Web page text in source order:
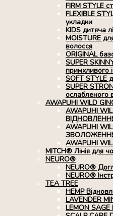
FIRM STYLE
FLEXIBLE
укладки
KIDS дитяча
MOISTURE
волосся
ORIGINAL
SUPER
примхливого
SOFT STYLE
SUPER
ослабленого
AWAPUHI WILD
AWAPUHI
AWAPUHI
AWAPUHI
MITCH® Лінія для
NEURO®
NEURO®
NEURO®
TEA TREE
HEMP
LAVENDER
LEMON SAGE